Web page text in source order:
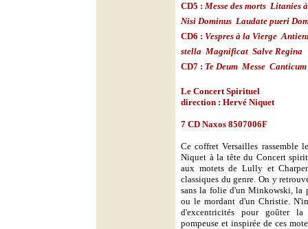
CD5 : Messe des morts Litanies
Nisi Dominus Laudate pueri
CD6 : Vespres à la Vierge 
stella Magnificat Salve Regina
CD7 : Te Deum Messe
Le Concert Spirituel
direction : Hervé Niquet
7 CD Naxos 8507006F
Ce coffret Versailles rassemble
Niquet à la tête du Concert
aux motets de Lully et
classiques du genre. On y
sans la folie d'un Minkowski, la
ou le mordant d'un Christie.
d'excentricités pour goûter la
pompeuse et inspirée de ces